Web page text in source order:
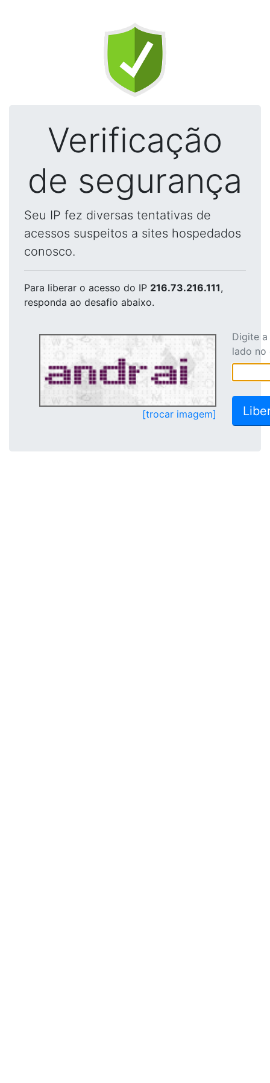
Verificação
de segurança
Seu IP fez diversas tentativas de
acessos suspeitos a sites hospedados
conosco.
Para liberar o acesso do IP 216.73.216.111,
responda ao desafio abaixo.
[trocar imagem]
Digite
lado no